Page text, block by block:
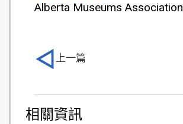
Alberta Museums Association
相關資訊
上一篇